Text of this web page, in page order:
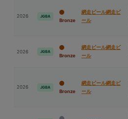
2026 JGBA
Bronze
網走ビール網走ビ
ール
2026 JGBA
Bronze
網走ビール網走ビ
ール
2026 JGBA
Bronze
網走ビール網走ビ
ール